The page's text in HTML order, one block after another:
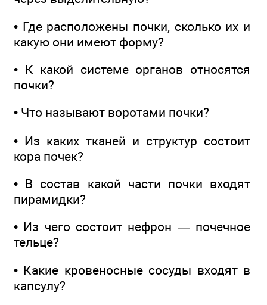
• Где расположены почки, сколько их и
какую они имеют форму?
• К какой системе органов относятся
почки?
• Что называют воротами почки?
• Из каких тканей и структур состоит
кора почек?
• В состав какой части почки входят
пирамидки?
• Из чего состоит нефрон — почечное
тельце?
• Какие кровеносные сосуды входят в
капсулу?